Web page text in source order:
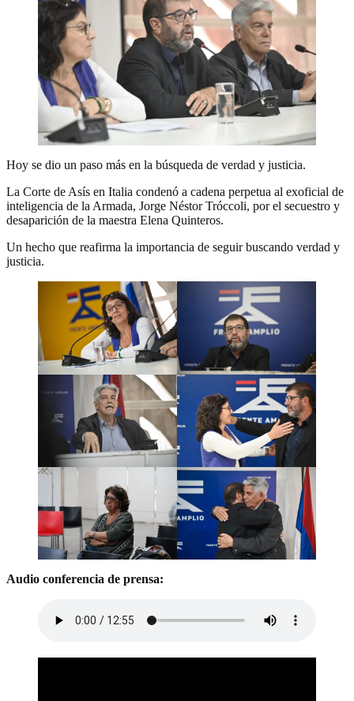
Hoy se dio un paso más en la búsqueda de verdad y justicia.
La Corte de Asís en Italia condenó a cadena perpetua al exoficial de
inteligencia de la Armada, Jorge Néstor Tróccoli, por el secuestro y
desaparición de la maestra Elena Quinteros.
Un hecho que reafirma la importancia de seguir buscando verdad y
justicia.
Audio conferencia de prensa: